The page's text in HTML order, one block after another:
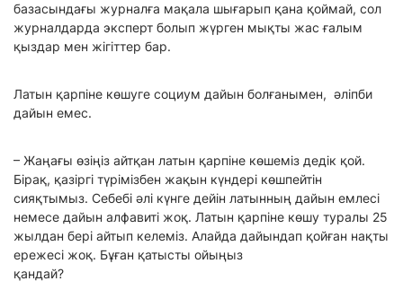
базасындағы журналға мақала шығарып қана қоймай, сол
журналдарда эксперт болып жүрген мықты жас ғалым
қыздар мен жігіттер бар.
Латын қарпіне көшуге социум дайын болғанымен, әліпби
дайын емес.
– Жаңағы өзіңіз айтқан латын қарпіне көшеміз дедік қой.
Бірақ, қазіргі түрімізбен жақын күндері көшпейтін
сияқтымыз. Себебі әлі күнге дейін латынның дайын емлесі
немесе дайын алфавиті жоқ. Латын қарпіне көшу туралы 25
жылдан бері айтып келеміз. Алайда дайындап қойған нақты
ережесі жоқ. Бұған қатысты ойыңыз
қандай?